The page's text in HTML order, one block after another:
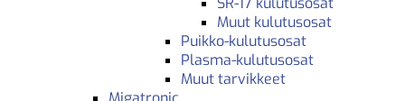
Muut kulutusosat
Puikko-kulutusosat
Plasma-kulutusosat
Muut tarvikkeet